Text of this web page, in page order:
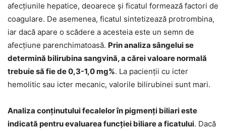
afecţiunile hepatice, deoarece şi ficatul formează factori de
coagulare. De asemenea, ficatul sintetizează protrombina,
iar dacă apare o scădere a acesteia este un semn de
afecţiune parenchimatoasă. Prin analiza sângelui se
determină bilirubina sangvină, a cărei valoare normală
trebuie să fie de 0,3-1,0 mg%. La pacienţii cu icter
hemolitic sau icter mecanic, valorile bilirubinei sunt mari.
Analiza conţinutului fecalelor în pigmenţi biliari este
indicată pentru evaluarea funcţiei biliare a ficatului. Dacă